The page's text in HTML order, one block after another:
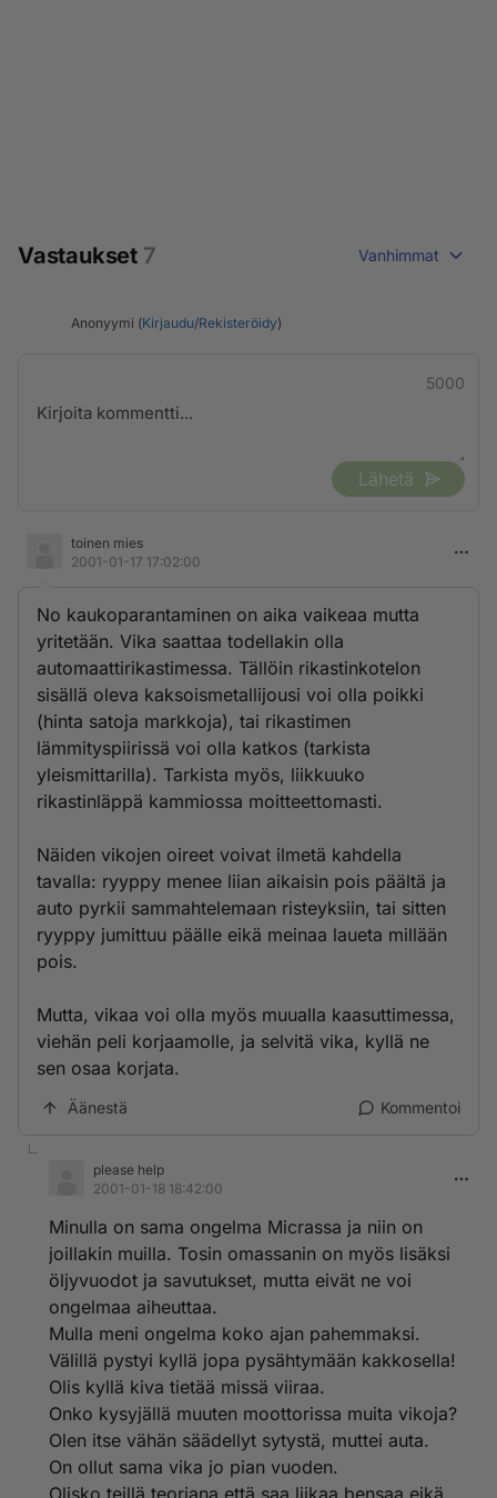
Vastaukset 7 Vanhimmat
Anonyymi (Kirjaudu/Rekisteröidy)
5000
Lähetä
toinen mies
2001-01-17 17:02:00
No kaukoparantaminen on aika vaikeaa mutta
yritetään. Vika saattaa todellakin olla
automaattirikastimessa. Tällöin rikastinkotelon
sisällä oleva kaksoismetallijousi voi olla poikki
(hinta satoja markkoja), tai rikastimen
lämmityspiirissä voi olla katkos (tarkista
yleismittarilla). Tarkista myös, liikkuuko
rikastinläppä kammiossa moitteettomasti.
Näiden vikojen oireet voivat ilmetä kahdella
tavalla: ryyppy menee liian aikaisin pois päältä ja
auto pyrkii sammahtelemaan risteyksiin, tai sitten
ryyppy jumittuu päälle eikä meinaa laueta millään
pois.
Mutta, vikaa voi olla myös muualla kaasuttimessa,
viehän peli korjaamolle, ja selvitä vika, kyllä ne
sen osaa korjata.
Äänestä Kommentoi
please help
2001-01-18 18:42:00
Minulla on sama ongelma Micrassa ja niin on
joillakin muilla. Tosin omassanin on myös lisäksi
öljyvuodot ja savutukset, mutta eivät ne voi
ongelmaa aiheuttaa.
Mulla meni ongelma koko ajan pahemmaksi.
Välillä pystyi kyllä jopa pysähtymään kakkosella!
Olis kyllä kiva tietää missä viiraa.
Onko kysyjällä muuten moottorissa muita vikoja?
Olen itse vähän säädellyt sytystä, muttei auta.
On ollut sama vika jo pian vuoden.
Olisko teillä teoriana että saa liikaa bensaa eikä